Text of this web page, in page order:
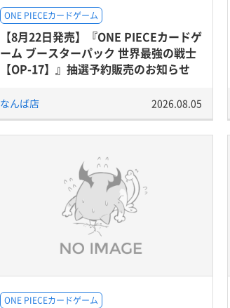
ONE PIECEカードゲーム
【8月22日発売】『ONE PIECEカードゲ
ーム ブースターパック 世界最強の戦士
【OP-17】』抽選予約販売のお知らせ
なんば店 2026.08.05
ONE PIECEカードゲーム